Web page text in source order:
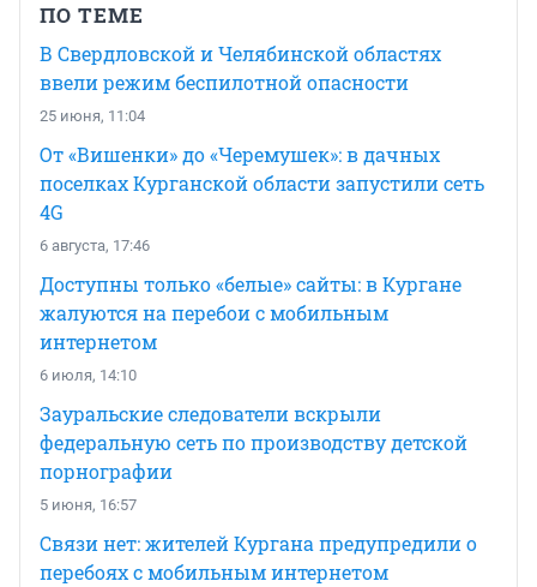
ПО ТЕМЕ
В Свердловской и Челябинской областях
ввели режим беспилотной опасности
25 июня, 11:04
От «Вишенки» до «Черемушек»: в дачных
поселках Курганской области запустили сеть
4G
6 августа, 17:46
Доступны только «белые» сайты: в Кургане
жалуются на перебои с мобильным
интернетом
6 июля, 14:10
Зауральские следователи вскрыли
федеральную сеть по производству детской
порнографии
5 июня, 16:57
Связи нет: жителей Кургана предупредили о
перебоях с мобильным интернетом